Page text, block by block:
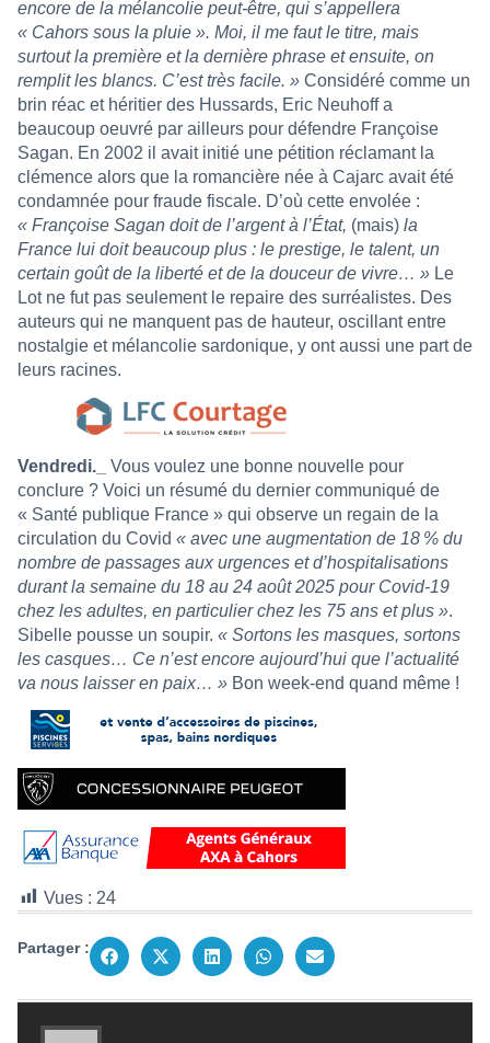
encore de la mélancolie peut-être, qui s’appellera
« Cahors sous la pluie ». Moi, il me faut le titre, mais
surtout la première et la dernière phrase et ensuite, on
remplit les blancs. C’est très facile. » Considéré comme un
brin réac et héritier des Hussards, Eric Neuhoff a
beaucoup oeuvré par ailleurs pour défendre Françoise
Sagan. En 2002 il avait initié une pétition réclamant la
clémence alors que la romancière née à Cajarc avait été
condamnée pour fraude fiscale. D’où cette envolée :
« Françoise Sagan doit de l’argent à l’État, (mais) la
France lui doit beaucoup plus : le prestige, le talent, un
certain goût de la liberté et de la douceur de vivre… » Le
Lot ne fut pas seulement le repaire des surréalistes. Des
auteurs qui ne manquent pas de hauteur, oscillant entre
nostalgie et mélancolie sardonique, y ont aussi une part de
leurs racines.
Vendredi._
Vous voulez une bonne nouvelle pour
conclure ? Voici un résumé du dernier communiqué de
« Santé publique France » qui observe un regain de la
circulation du Covid « avec une augmentation de 18 % du
nombre de passages aux urgences et d’hospitalisations
durant la semaine du 18 au 24 août 2025 pour Covid-19
chez les adultes, en particulier chez les 75 ans et plus ».
Sibelle pousse un soupir. « Sortons les masques, sortons
les casques… Ce n’est encore aujourd’hui que l’actualité
va nous laisser en paix… » Bon week-end quand même !
Vues : 24
Partager :